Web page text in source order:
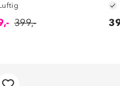
399,-